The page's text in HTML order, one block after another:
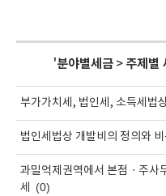
'분야별세금 > 주제별
부가가치세, 법인세, 소득세법
법인세법상 개발비의 정의와
과밀억제권역에서 본점ㆍ주사
세
(0)